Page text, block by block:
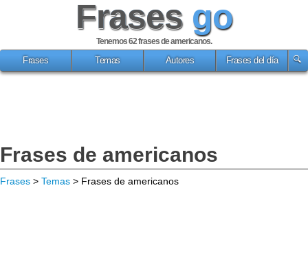
Frases go
Tenemos 62frases de americanos.
Frases
Temas Autores Frases del día
Frases de americanos
Frases > Temas > Frases de americanos